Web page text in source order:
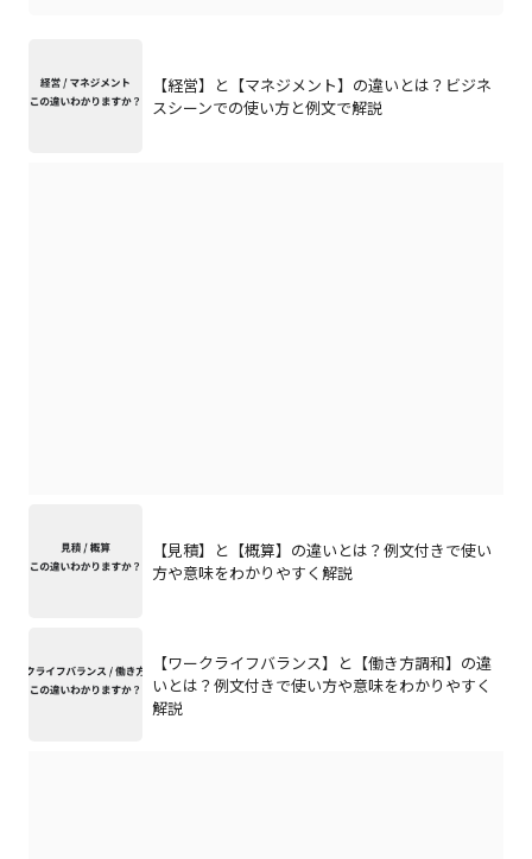
【経営】と【マネジメント】の違いとは？ビジネ
スシーンでの使い方と例文で解説
【見積】と【概算】の違いとは？例文付きで使い
方や意味をわかりやすく解説
【ワークライフバランス】と【働き方調和】の違
いとは？例文付きで使い方や意味をわかりやすく
解説